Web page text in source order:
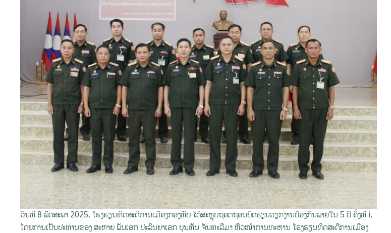
ວັນທີ 8 ພຶດສະພາ 2025, ໂຮງຮຽນທິດສະດີການເມືອງກອງທັບ ໄດ້ສະຫຼຸບຖອດຖອນບົດຮຽນວຽກງານປ້ອງກັນພາຍໃນ 5 ປີ ຄັ້ງທີ i,
ໂດຍການເປັນປະທານຂອງ ສະຫາຍ ພັນເອກ ປະລິນຍາເອກ ບຸນທັນ ຈັນທະລີມາ ຫົວໜ້າການທະຫານ ໂຮງຮຽນທິດສະດີການເມືອງ